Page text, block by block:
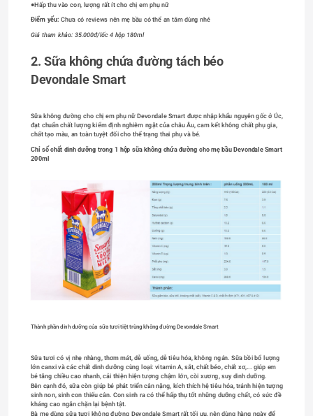
●Hấp thu vào con, lượng rất ít cho chị em phụ nữ
Điểm yếu: Chưa có reviews nên mẹ bầu có thể an tâm dùng nhé
Giá tham khảo: 35.000đ/lốc 4 hộp 180ml
2. Sữa không chứa đường tách béo
Devondale Smart
Sữa không đường cho chị em phụ nữ Devondale Smart được nhập khẩu nguyên gốc ở Úc,
đạt chuẩn chất lượng kiểm định nghiêm ngặt của châu Âu, cam kết không chất phụ gia,
chất tạo màu, an toàn tuyệt đối cho thể trạng thai phụ và bé.
Chỉ số chất dinh dưỡng trong 1 hộp sữa không chứa đường cho mẹ bầu Devondale Smart
200ml
Thành phần dinh dưỡng của sữa tươi tiệt trùng không đường Devondale Smart
Sữa tươi có vị nhẹ nhàng, thơm mát, dễ uống, dễ tiêu hóa, không ngán. Sữa bồi bổ lượng
lớn canxi và các chất dinh dưỡng cùng loại: vitamin A, sắt, chất béo, chất xơ,... giúp em
bé tăng chiều cao nhanh, cải thiện hiện tượng chậm lớn, còi xương, suy dinh dưỡng.
Bên cạnh đó, sữa còn giúp bé phát triển cân nặng, kích thích hệ tiêu hóa, tránh hiện tượng
sinh non, sinh con thiếu cân. Con sinh ra có thể hấp thụ tốt những dưỡng chất, có sức đề
kháng cao ngăn chặn lại bệnh tật.
Bà mẹ dùng sữa tươi không đường Devondale Smart rất tối ưu, nên dùng hàng ngày để